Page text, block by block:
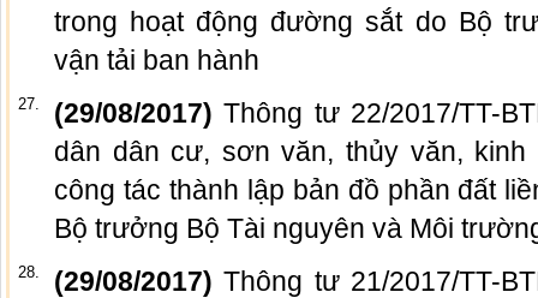
trong hoạt động đường sắt do Bộ
vận tải ban hành
27. (29/08/2017) Thông tư 22/2017/TT-
dân dân cư, sơn văn, thủy văn,
công tác thành lập bản đồ phần đất
Bộ trưởng Bộ Tài nguyên và Môi
28. (29/08/2017) Thông tư 21/2017/TT-